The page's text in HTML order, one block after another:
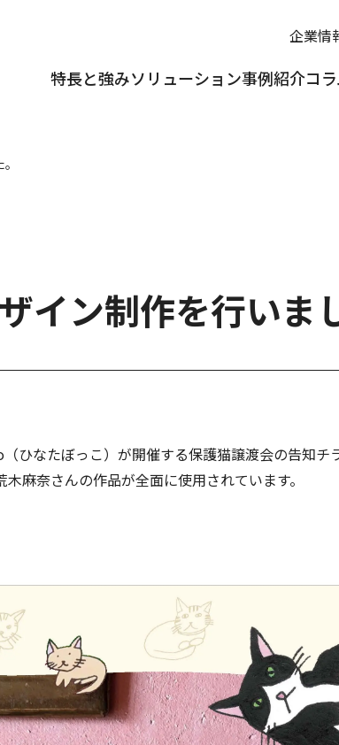
企業情
特長と強みソリューション事例紹介コ
イン制作を行いま
ひなたぼっこ）が開催する保護猫譲渡会の告知
麻奈さんの作品が全面に使用されています。